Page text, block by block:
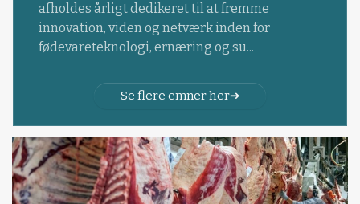
afholdes årligt dedikeret til at fremme
innovation, viden og netværk inden for
fødevareteknologi, ernæring og su...
Se flere emner her